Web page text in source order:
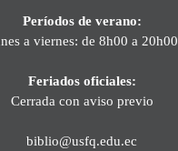
Períodos de verano:
a viernes: de 8h00 a 20h00
Feriados oficiales:
Cerrada con aviso previo
biblio@usfq.edu.ec